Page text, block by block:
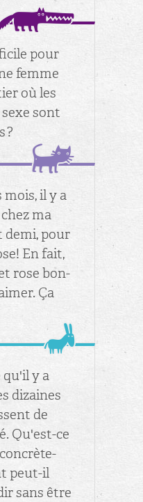
pour
femme
où les
sont
?
il y a
ma
demi, pour
En fait,
rose bon­
Ça
y a
di­zaines
de
Qu'est-ce
peut-il
sans être